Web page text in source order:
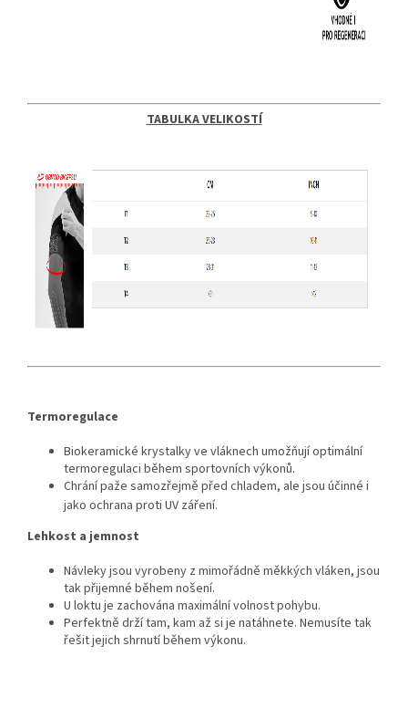
TABULKA VELIKOSTÍ
Termoregulace
Biokeramické krystalky ve vláknech umožňují optimální
termoregulaci během sportovních výkonů.
Chrání paže samozřejmě před chladem, ale jsou účinné i
jako ochrana proti UV záření.
Lehkost a jemnost
Návleky jsou vyrobeny z mimořádně měkkých vláken, jsou
tak přijemné během nošení.
U loktu je zachována maximální volnost pohybu.
Perfektně drží tam, kam až si je natáhnete. Nemusíte tak
řešit jejich shrnutí během výkonu.
Send
Powered by chaterimo